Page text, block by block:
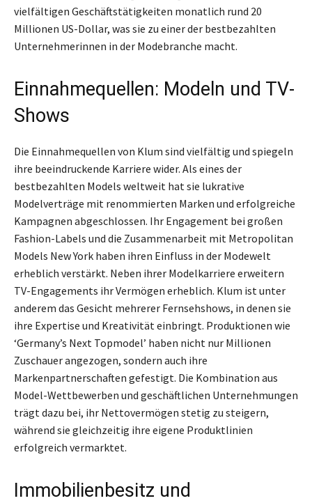
vielfältigen Geschäftstätigkeiten monatlich rund 20
Millionen US-Dollar, was sie zu einer der bestbezahlten
Unternehmerinnen in der Modebranche macht.
Einnahmequellen: Modeln und TV-
Shows
Die Einnahmequellen von Klum sind vielfältig und spiegeln
ihre beeindruckende Karriere wider. Als eines der
bestbezahlten Models weltweit hat sie lukrative
Modelverträge mit renommierten Marken und erfolgreiche
Kampagnen abgeschlossen. Ihr Engagement bei großen
Fashion-Labels und die Zusammenarbeit mit Metropolitan
Models New York haben ihren Einfluss in der Modewelt
erheblich verstärkt. Neben ihrer Modelkarriere erweitern
TV-Engagements ihr Vermögen erheblich. Klum ist unter
anderem das Gesicht mehrerer Fernsehshows, in denen sie
ihre Expertise und Kreativität einbringt. Produktionen wie
‘Germany’s Next Topmodel’ haben nicht nur Millionen
Zuschauer angezogen, sondern auch ihre
Markenpartnerschaften gefestigt. Die Kombination aus
Model-Wettbewerben und geschäftlichen Unternehmungen
trägt dazu bei, ihr Nettovermögen stetig zu steigern,
während sie gleichzeitig ihre eigene Produktlinien
erfolgreich vermarktet.
Immobilienbesitz und